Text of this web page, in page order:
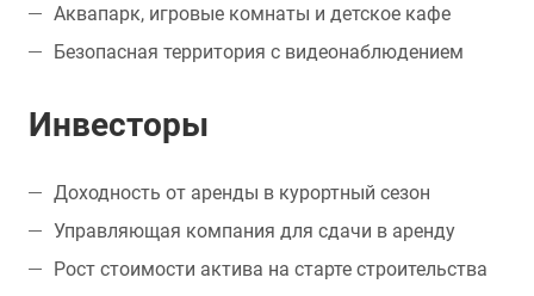
Аквапарк, игровые комнаты и детское кафе
Безопасная территория с видеонаблюдением
Инвесторы
Доходность от аренды в курортный сезон
Управляющая компания для сдачи в аренду
Рост стоимости актива на старте строительства